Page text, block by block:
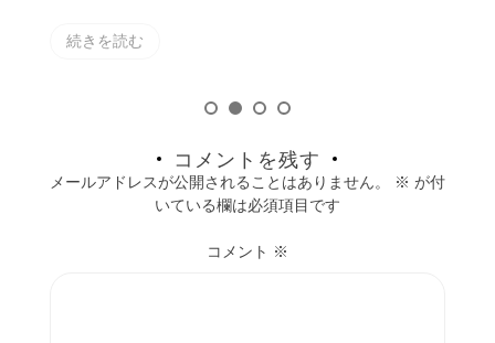
続きを読む
コメントを残す
メールアドレスが公開されることはありません。 ※ が付
いている欄は必須項目です
コメント ※